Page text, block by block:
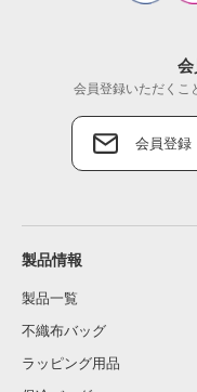
会
会員登録いただくこ
会員登録
製品情報
製品一覧
不織布バッグ
ラッピング用品